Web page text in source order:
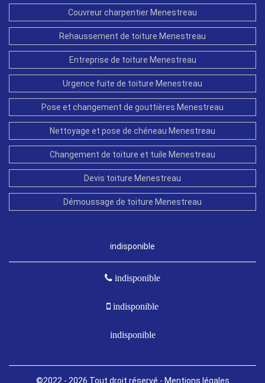
Couvreur charpentier Menestreau
Rehaussement de toiture Menestreau
Entreprise de toiture Menestreau
Urgence fuite de toiture Menestreau
Pose et changement de gouttières Menestreau
Nettoyage et pose de chéneau Menestreau
Changement de toiture et tuile Menestreau
Devis toiture Menestreau
Démoussage de toiture Menestreau
indisponible
indisponible
indisponible
indisponible
©2022 - 2026 Tout droit réservé - Mentions légales